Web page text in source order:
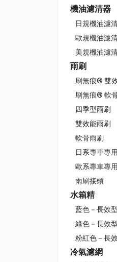
機油濾清器
日規機油濾
歐規機油濾
美規機油濾
雨刷
刷無痕® 雙
刷無痕® 軟
四季型雨刷
雙效能雨刷
軟骨雨刷
日系專車專
歐系專車專
雨刷接頭
水箱精
藍色－長效
綠色－長效
粉紅色－長
冷氣濾網